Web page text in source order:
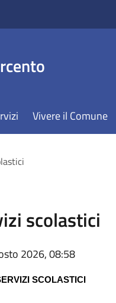
Vivere il Comune
scolastici
2026, 08:58
SCOLASTICI